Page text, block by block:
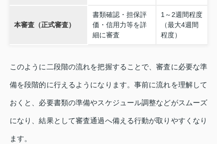
本審査（正式審査）
書類確認・担保評
価・信用力等を詳
細に審査
1～2週間程度
（最大4週間
程度）
このように二段階の流れを把握することで、審査に必要な準
備を段階的に行えるようになります。事前に流れを理解して
おくと、必要書類の準備やスケジュール調整などがスムーズ
になり、結果として審査通過へ備える行動が取りやすくなり
ます。